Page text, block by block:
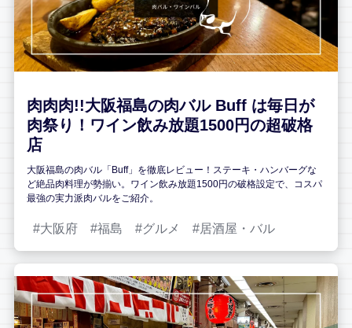
肉肉肉!!大阪福島の肉バル Buff は毎日が
肉祭り！ワイン飲み放題1500円の超破格
店
大阪福島の肉バル「Buff」を徹底レビュー！ステーキ・ハンバーグな
ど絶品肉料理が勢揃い。ワイン飲み放題1500円の破格設定で、コスパ
最強の実力派肉バルをご紹介。
大阪府 福島 グルメ 居酒屋・バル